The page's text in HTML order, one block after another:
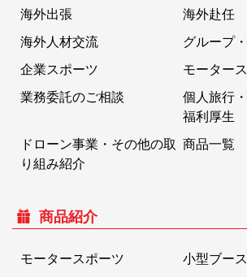
海外出張
海外赴任
海外人材交流
グループ
企業スポーツ
モーター
業務委託のご相談
個人旅行
福利厚生
ドローン事業・その他の取
り組み紹介
商品一覧
商品紹介
モータースポーツ 小型ブース